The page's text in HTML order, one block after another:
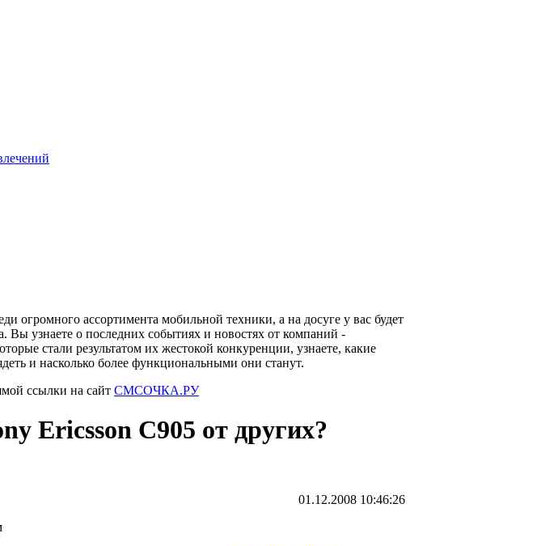
ассортимента мобильной техники, а на досуге у вас будет
Вы узнаете о последних событиях и новостях от компаний -
стали результатом их жестокой конкуренции, узнаете, какие
и насколько более функциональными они станут.
ссылки на сайт СМСОЧКА.РУ
Ericsson C905 от других?
01.12.2008 10:46:26